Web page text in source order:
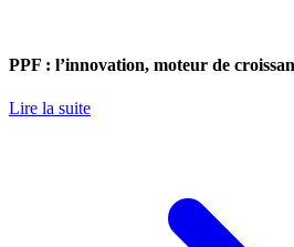
PPF : l’innovation, moteur de
Lire la suite